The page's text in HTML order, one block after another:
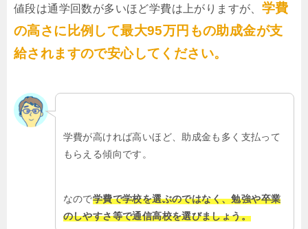
値段は通学回数が多いほど学費は上がりますが、 学費
の高さに比例して最大95万円もの助成金が支
給されますので安心してください。
学費が高ければ高いほど、助成金も多く支払って
もらえる傾向です。
なので学費で学校を選ぶのではなく、勉強や卒業
のしやすさ等で通信高校を選びましょう。